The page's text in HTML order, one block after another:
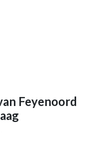
Feyenoord